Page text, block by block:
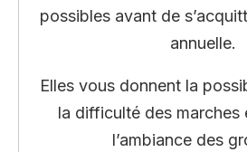
possibles avant de
annuelle.
Elles vous donnent la
la difficulté des marches
l’ambiance des